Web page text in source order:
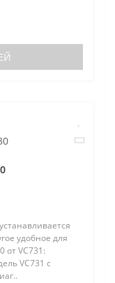
удобное для
от VC731:
VC731 с